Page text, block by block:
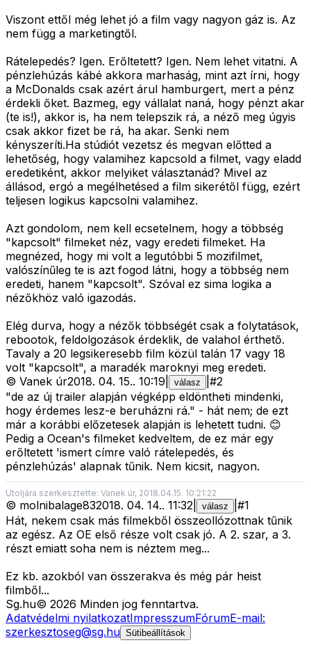
Viszont ettől még lehet jó a film vagy nagyon gáz is. Az
nem függ a marketingtől.
Rátelepedés? Igen. Erőltetett? Igen. Nem lehet vitatni. A
pénzlehúzás kábé akkora marhaság, mint azt írni, hogy
a McDonalds csak azért árul hamburgert, mert a pénz
érdekli őket. Bazmeg, egy vállalat naná, hogy pénzt akar
(te is!), akkor is, ha nem telepszik rá, a néző meg úgyis
csak akkor fizet be rá, ha akar. Senki nem
kényszeríti.Ha stúdiót vezetsz és megvan előtted a
lehetőség, hogy valamihez kapcsold a filmet, vagy eladd
eredetiként, akkor melyiket választanád? Mivel az
állásod, ergó a megélhetésed a film sikerétől függ, ezért
teljesen logikus kapcsolni valamihez.
Azt gondolom, nem kell ecsetelnem, hogy a többség
"kapcsolt" filmeket néz, vagy eredeti filmeket. Ha
megnézed, hogy mi volt a legutóbbi 5 mozifilmet,
valószínűleg te is azt fogod látni, hogy a többség nem
eredeti, hanem "kapcsolt". Szóval ez sima logika a
nézőkhöz való igazodás.
Elég durva, hogy a nézők többségét csak a folytatások,
rebootok, feldolgozások érdeklik, de valahol érthető.
Tavaly a 20 legsikeresebb film közül talán 17 vagy 18
volt "kapcsolt", a maradék maroknyi meg eredeti.
© Vanek úr2018. 04. 15.. 10:19 válasz #2
"de az új trailer alapján végképp eldöntheti mindenki,
hogy érdemes lesz-e beruházni rá." - hát nem; de ezt
már a korábbi előzetesek alapján is lehetett tudni. 😊
Pedig a Ocean's filmeket kedveltem, de ez már egy
erőltetett 'ismert címre való rátelepedés, és
pénzlehúzás' alapnak tűnik. Nem kicsit, nagyon.
Utoljára szerkesztette: Vanek úr, 2018.04.15. 10:21:22
© molnibalage832018. 04. 14.. 11:32 válasz #1
Hát, nekem csak más filmekből összeollózottnak tűnik
az egész. Az OE első része volt csak jó. A 2. szar, a 3.
részt emiatt soha nem is néztem meg...
Ez kb. azokból van összerakva és még pár heist
filmből...
Sg.hu© 2026 Minden jog fenntartva.
Adatvédelmi nyilatkozatImpresszumFórumE-mail:
szerkesztoseg@sg.hu Sütibeállítások